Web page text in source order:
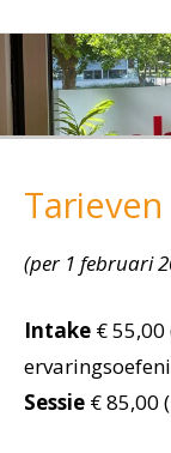
(per 1 februari
Intake €
Sessie € 85,00